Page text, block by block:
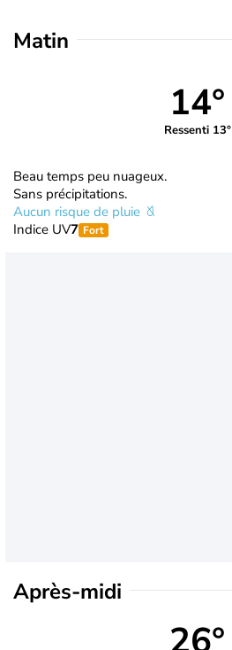
Matin
14°
Ressenti 13°
Beau temps peu nuageux.
Sans précipitations.
Aucun risque de pluie
Indice UV7 Fort
Après-midi